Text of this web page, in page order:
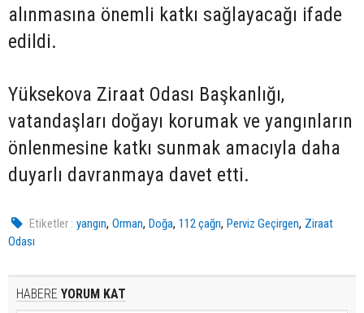
alınmasına önemli katkı sağlayacağı ifade
edildi.
Yüksekova Ziraat Odası Başkanlığı,
vatandaşları doğayı korumak ve yangınların
önlenmesine katkı sunmak amacıyla daha
duyarlı davranmaya davet etti.
Etiketler : yangın,Orman,Doğa,112 çağrı,Perviz Geçirgen, Ziraat
Odası
HABERE YORUM KAT